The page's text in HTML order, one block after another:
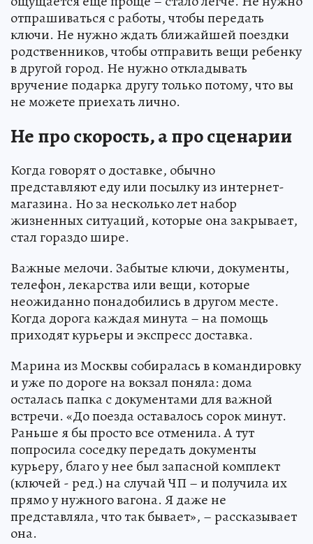
отпрашиваться с работы, чтобы передать
ключи. Не нужно ждать ближайшей поездки
родственников, чтобы отправить вещи ребенку
в другой город. Не нужно откладывать
вручение подарка другу только потому, что вы
не можете приехать лично.
Не про скорость, а про сценарии
Когда говорят о доставке, обычно
представляют еду или посылку из интернет-
магазина. Но за несколько лет набор
жизненных ситуаций, которые она закрывает,
стал гораздо шире.
Важные мелочи. Забытые ключи, документы,
телефон, лекарства или вещи, которые
неожиданно понадобились в другом месте.
Когда дорога каждая минута – на помощь
приходят курьеры и экспресс доставка.
Марина из Москвы собиралась в командировку
и уже по дороге на вокзал поняла: дома
осталась папка с документами для важной
встречи. «До поезда оставалось сорок минут.
Раньше я бы просто все отменила. А тут
попросила соседку передать документы
курьеру, благо у нее был запасной комплект
(ключей - ред.) на случай ЧП – и получила их
прямо у нужного вагона. Я даже не
представляла, что так бывает», – рассказывает
она.